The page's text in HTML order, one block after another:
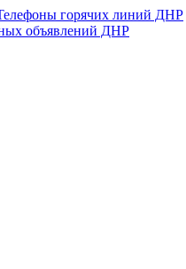
горячих линий ДНР